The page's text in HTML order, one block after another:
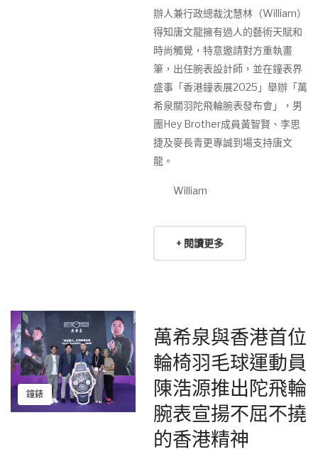
辦人兼行政總裁沈慧林（William）
得知唐文龍擁有過人的藝術天賦和
時尚觸覺，特意邀請對方重執畫
筆，出任腕表設計師，並在鐘表界
盛事「香港鐘表展2025」舉辦「萬
希泉關羽陀飛輪腕表發布會」，男
團Hey Brother成員黃智賢、李思
捷及麥長青更專誠到場支持唐文
龍。
William
+ 閱讀更多
鐘錶
萬希泉與香港首位
輪椅羽毛球運動員
陳浩源推出陀飛輪
腕表宣揚不屈不撓
的香港精神